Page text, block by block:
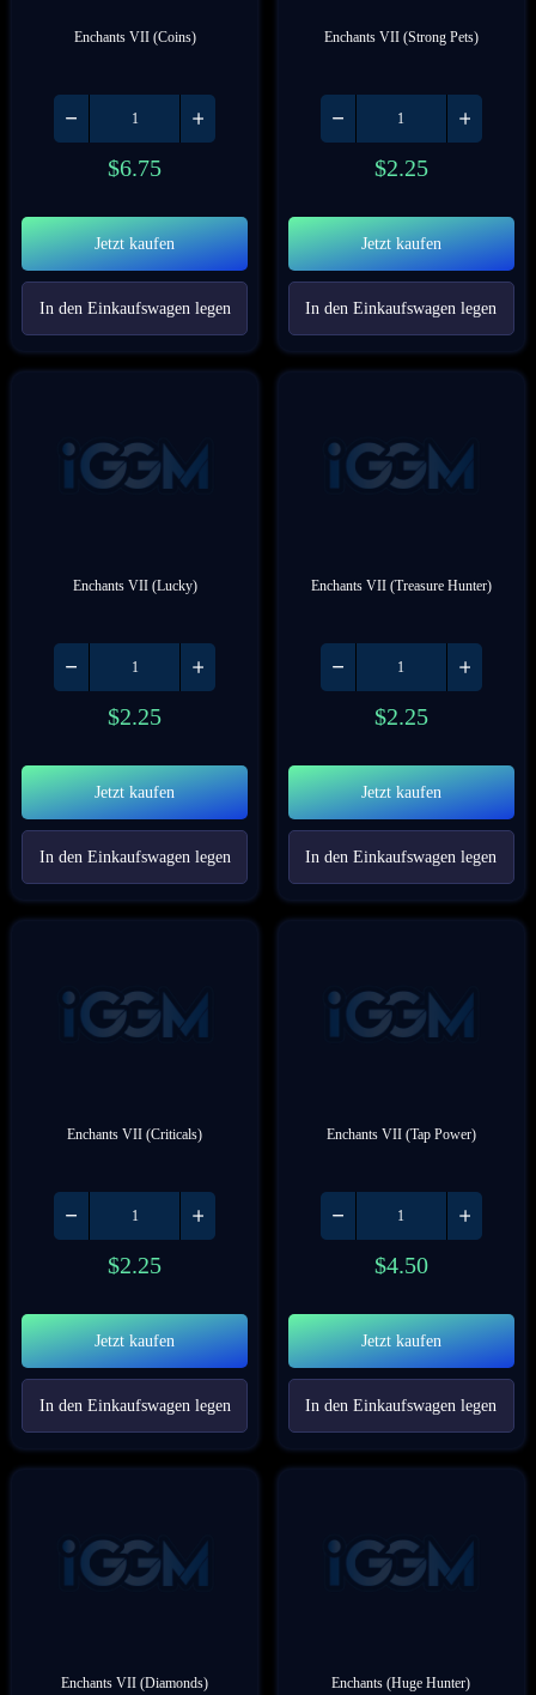
Enchants VII (Coins)
$6.75
Jetzt kaufen
In den Einkaufswagen legen
Enchants VII (Strong Pets)
$2.25
Jetzt kaufen
In den Einkaufswagen legen
Enchants VII (Lucky)
$2.25
Jetzt kaufen
In den Einkaufswagen legen
Enchants VII (Treasure Hunter)
$2.25
Jetzt kaufen
In den Einkaufswagen legen
Enchants VII (Criticals)
$2.25
Jetzt kaufen
In den Einkaufswagen legen
Enchants VII (Tap Power)
$4.50
Jetzt kaufen
In den Einkaufswagen legen
Enchants VII (Diamonds) Enchants (Huge Hunter)